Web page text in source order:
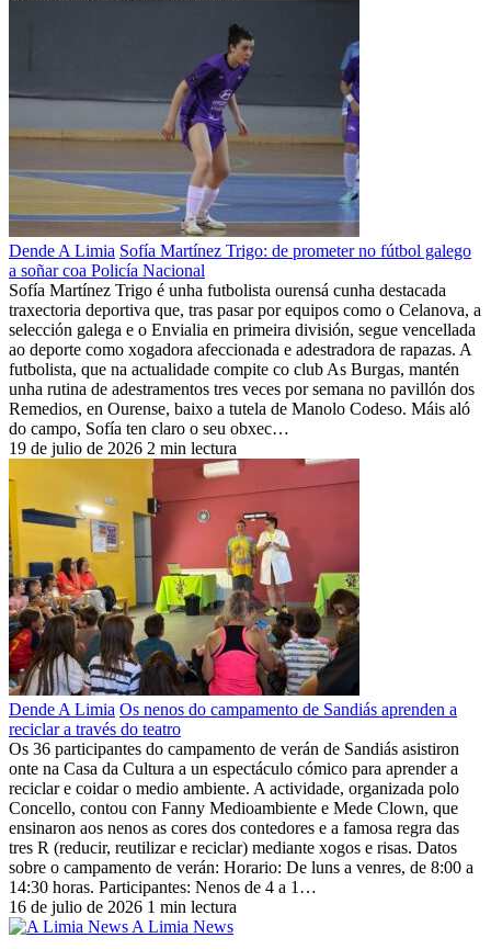
Dende A Limia Sofía Martínez Trigo: de prometer no fútbol galego
a soñar coa Policía Nacional
Sofía Martínez Trigo é unha futbolista ourensá cunha destacada
traxectoria deportiva que, tras pasar por equipos como o Celanova, a
selección galega e o Envialia en primeira división, segue vencellada
ao deporte como xogadora afeccionada e adestradora de rapazas. A
futbolista, que na actualidade compite co club As Burgas, mantén
unha rutina de adestramentos tres veces por semana no pavillón dos
Remedios, en Ourense, baixo a tutela de Manolo Codeso. Máis aló
do campo, Sofía ten claro o seu obxec…
19 de julio de 2026 2 min lectura
Dende A Limia Os nenos do campamento de Sandiás aprenden a
reciclar a través do teatro
Os 36 participantes do campamento de verán de Sandiás asistiron
onte na Casa da Cultura a un espectáculo cómico para aprender a
reciclar e coidar o medio ambiente. A actividade, organizada polo
Concello, contou con Fanny Medioambiente e Mede Clown, que
ensinaron aos nenos as cores dos contedores e a famosa regra das
tres R (reducir, reutilizar e reciclar) mediante xogos e risas. Datos
sobre o campamento de verán: Horario: De luns a venres, de 8:00 a
14:30 horas. Participantes: Nenos de 4 a 1…
16 de julio de 2026 1 min lectura
A Limia News